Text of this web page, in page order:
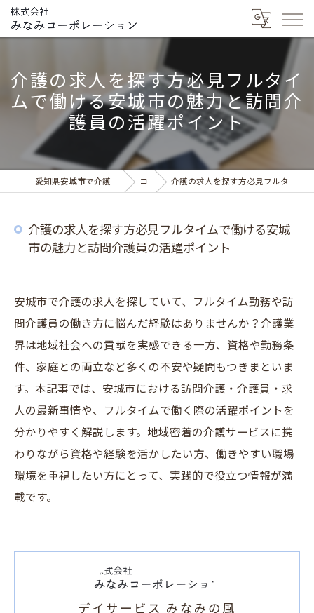
介護の求人を探す方必見フルタイ
ムで働ける安城市の魅力と訪問介
護員の活躍ポイント
愛知県安城市で介護の求人ならデイサービス みなみの風 コラム 介護の求人を探す方必見フルタイムで働ける安城市の魅力と訪問介護員の活躍ポイント
介護の求人を探す方必見フルタイムで働ける安城
市の魅力と訪問介護員の活躍ポイント
安城市で介護の求人を探していて、フルタイム勤務や訪
問介護員の働き方に悩んだ経験はありませんか？介護業
界は地域社会への貢献を実感できる一方、資格や勤務条
件、家庭との両立など多くの不安や疑問もつきまといま
す。本記事では、安城市における訪問介護・介護員・求
人の最新事情や、フルタイムで働く際の活躍ポイントを
分かりやすく解説します。地域密着の介護サービスに携
わりながら資格や経験を活かしたい方、働きやすい職場
環境を重視したい方にとって、実践的で役立つ情報が満
載です。
デイサービス みなみの風